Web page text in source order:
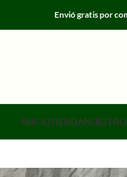
Envió gratis por
INICIOTIENDA